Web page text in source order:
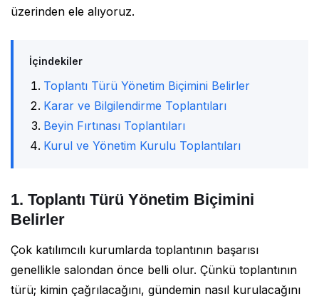
üzerinden ele alıyoruz.
İçindekiler
Toplantı Türü Yönetim Biçimini Belirler
Karar ve Bilgilendirme Toplantıları
Beyin Fırtınası Toplantıları
Kurul ve Yönetim Kurulu Toplantıları
1. Toplantı Türü Yönetim Biçimini
Belirler
Çok katılımcılı kurumlarda toplantının başarısı
genellikle salondan önce belli olur. Çünkü toplantının
türü; kimin çağrılacağını, gündemin nasıl kurulacağını